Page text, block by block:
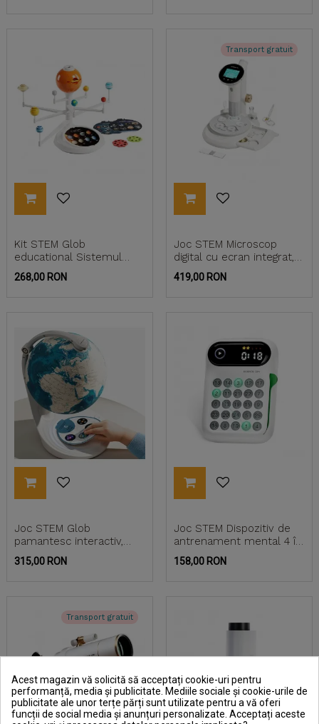
Kit STEM Glob
educational Sistemul
Solar, TopBright
Pret
268,00 RON
Transport gratuit
Joc STEM Microscop
digital cu ecran integrat,
TopBright
Pret
419,00 RON
Joc STEM Glob
pamantesc interactiv,
TopBright
Pret
315,00 RON
Joc STEM Dispozitiv de
antrenament mental 4 în
1, TopBright
Pret
158,00 RON
Transport gratuit
Acest magazin vă solicită să acceptați cookie-uri pentru
performanță, media și publicitate. Mediile sociale și cookie-urile de
publicitate ale unor terțe părți sunt utilizate pentru a vă oferi
funcții de social media și anunțuri personalizate. Acceptați aceste